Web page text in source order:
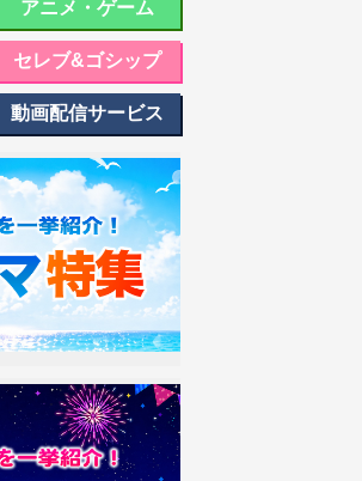
アニメ・ゲーム
セレブ&ゴシップ
動画配信サービス